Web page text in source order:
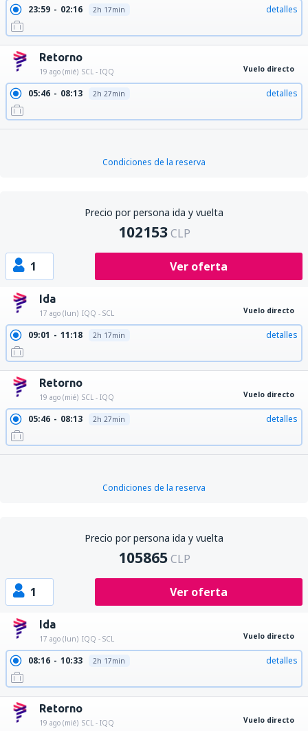
23:59 02:16 2h 17min detalles
Retorno
19 ago (mié) SCL - IQQ Vuelo directo
05:46 08:13 2h 27min detalles
Condiciones de la reserva
Precio por persona ida y vuelta
102153 CLP
1 Ver oferta
Ida
17 ago (lun) IQQ - SCL Vuelo directo
09:01 11:18 2h 17min detalles
Retorno
19 ago (mié) SCL - IQQ Vuelo directo
05:46 08:13 2h 27min detalles
Condiciones de la reserva
Precio por persona ida y vuelta
105865 CLP
1 Ver oferta
Ida
17 ago (lun) IQQ - SCL Vuelo directo
08:16 10:33 2h 17min detalles
Retorno
19 ago (mié) SCL - IQQ Vuelo directo